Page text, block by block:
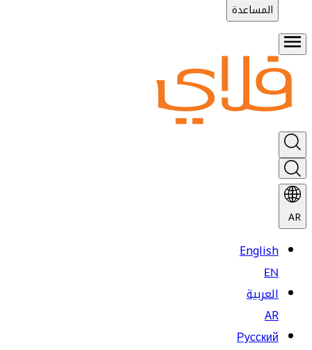
المساعدة
AR
English
EN
العربية
AR
Русский